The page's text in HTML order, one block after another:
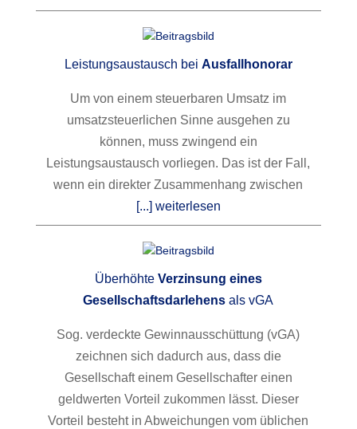
Leistungsaustausch bei Ausfallhonorar
Um von einem steuerbaren Umsatz im
umsatzsteuerlichen Sinne ausgehen zu
können, muss zwingend ein
Leistungsaustausch vorliegen. Das ist der Fall,
wenn ein direkter Zusammenhang zwischen
[...] weiterlesen
Überhöhte Verzinsung eines
Gesellschaftsdarlehens als vGA
Sog. verdeckte Gewinnausschüttung (vGA)
zeichnen sich dadurch aus, dass die
Gesellschaft einem Gesellschafter einen
geldwerten Vorteil zukommen lässt. Dieser
Vorteil besteht in Abweichungen vom üblichen